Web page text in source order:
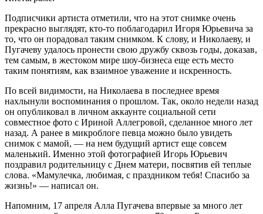
Подписчики артиста отметили, что на этот снимке очень
прекрасно выглядят, кто-то поблагодарил Игоря Юрьевича за
то, что он порадовал таким снимком. К слову, и Николаеву, и
Пугачеву удалось пронести свою дружбу сквозь годы, доказав,
тем самым, в жестоком мире шоу-бизнеса еще есть место
таким понятиям, как взаимное уважение и искренность.
По всей видимости, на Николаева в последнее время
нахлынули воспоминания о прошлом. Так, около недели назад
он опубликовал в личном аккаунте социальной сети
совместное фото с Ириной Аллегровой, сделанное много лет
назад. А ранее в микроблоге певца можно было увидеть
снимок с мамой, — на нем будущий артист еще совсем
маленький. Именно этой фотографией Игорь Юрьевич
поздравил родительницу с Днем матери, посвятив ей теплые
слова. «Мамулечка, любимая, с праздником тебя! Спасибо за
жизнь!» — написал он.
Напомним, 17 апреля Алла Пугачева впервые за много лет